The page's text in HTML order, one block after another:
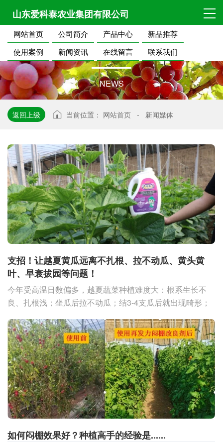
山东爱科泰农业集团有限公司
网站首页 公司简介 产品中心
新品推荐
使用案例
新闻资讯 在线留言 联系我们
公 司新闻
NEWS
返回上级 当前位置： 网站首页 - 新闻媒体
支招！让越夏黄瓜远离不扎根、拉不动瓜、黄头黄
叶、早衰拔园等问题！
今年受高温日数偏多，越夏蔬菜种植难度大：根系生长不
良、扎根浅；坐瓜后拉不动瓜；结3-4支瓜后就出现畸形；
如何闷棚效果好？种植高手的经验是......